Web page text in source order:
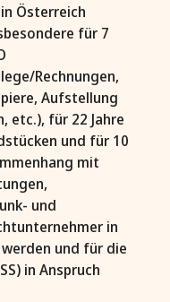
Österreich
für 7
Rechnungen,
Aufstellung
etc.), für 22 Jahre
und für 10
mit
und
in
und für die
in Anspruch